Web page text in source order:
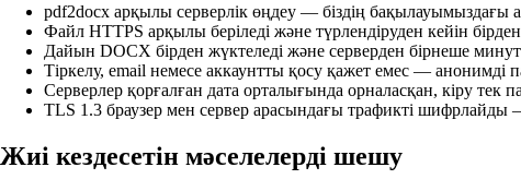
pdf2docx арқылы серверлік өңдеу — біздің
Файл HTTPS арқылы беріледі және түрлендіруден кейін
Дайын DOCX бірден жүктеледі және серверден бірнеше
Тіркелу, email немесе аккаунтты қосу қажет емес — анонимді
Серверлер қорғалған дата орталығында орналасқан, кіру тек
TLS 1.3 браузер мен сервер арасындағы трафикті шифрлайды
Жиі кездесетін мәселелерді шешу